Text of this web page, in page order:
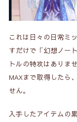
これは日々の日常ミ
すだけで「幻想ノー
トルの特攻はありま
MAXまで取得したら
せん。
入手したアイテムの